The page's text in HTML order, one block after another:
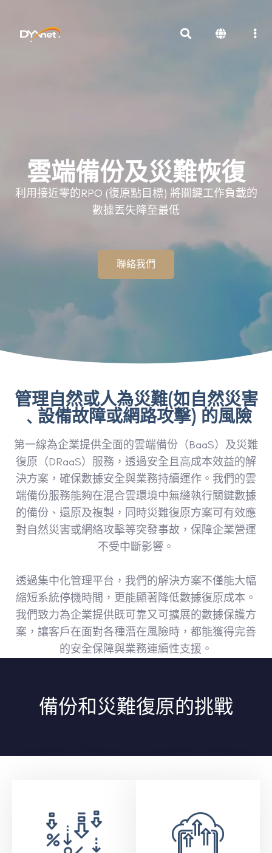
雲端備份及災難恢復
利用接近零的RPO (復原點目標) 將關鍵工作負載的
數據丟失降至最低
聯絡我們
管理自然或人為災難(如自然災害
﹑設備故障或網路攻擊) 的風險
第一線為企業提供全面的雲端備份（BaaS）及災難
復原（DRaaS）服務，透過安全且高成本效益的解
決方案，確保數據安全與業務持續運作。我們的雲
端備份服務能夠在混合雲環境中無縫執行關鍵數據
的備份、還原及複製，同時災難復原方案可有效應
對自然災害或網絡攻擊等突發事故，保障企業營運
不受中斷影響。
透過集中化管理平台，我們的解決方案不僅能大幅
縮短系統停機時間，更能顯著降低數據復原成本。
我們致力為企業提供既可靠又可擴展的數據保護方
案，讓客戶在面對各種潛在風險時，都能獲得完善
的安全保障與業務連續性支援。
備份和災難復原的挑戰